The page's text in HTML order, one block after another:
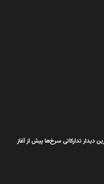
تدارکاتی سرخ‌ها پیش از آغاز